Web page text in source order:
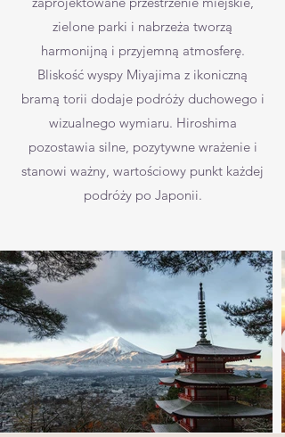
zielone parki i nabrzeża tworzą
harmonijną i przyjemną atmosferę.
Bliskość wyspy Miyajima z ikoniczną
bramą torii dodaje podróży duchowego i
wizualnego wymiaru. Hiroshima
pozostawia silne, pozytywne wrażenie i
stanowi ważny, wartościowy punkt każdej
podróży po Japonii.